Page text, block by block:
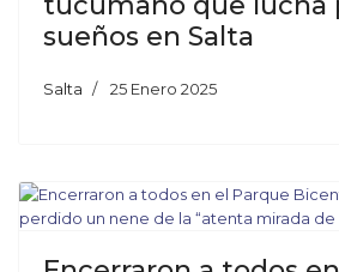
sueños en Salta
Salta 25 Enero 2025